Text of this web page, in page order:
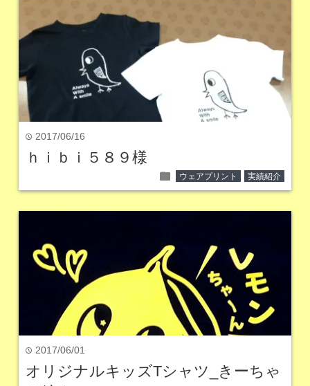
time 2017/06/16
ｈｉｂｉ５８９様
folder ウェアプリント 実績紹介
time 2017/06/01
オリジナルキッズTシャツ_きーちゃ